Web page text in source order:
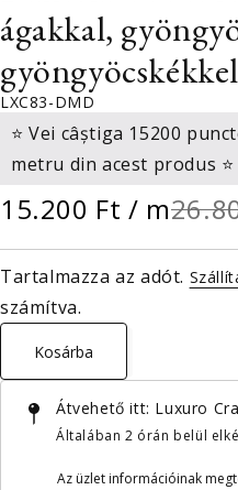
ágakkal,
LXC83-DMD
⭐ Vei câștiga 15200
metru din acest produs ⭐
15.200 Ft / m
Tartalmazza az adót.
számítva.
Kosárba
Átvehető itt: Luxuro
Általában 2 órán belül
Az üzlet információinak